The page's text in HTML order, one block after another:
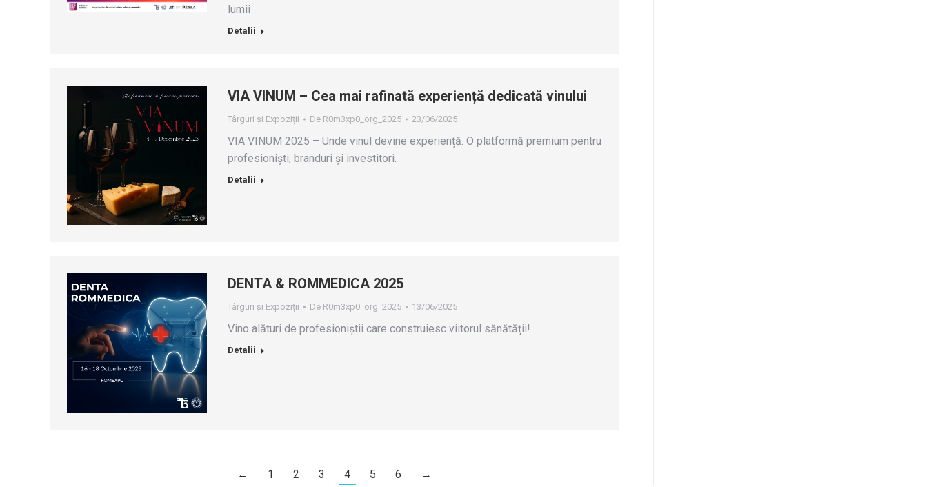
lumii
Detalii
VIA VINUM – Cea mai rafinată experiență dedicată vinului
Târguri și Expoziții De R0m3xp0_org_2025 23/06/2025
VIA VINUM 2025 – Unde vinul devine experiență. O platformă premium pentru
profesioniști, branduri și investitori.
Detalii
DENTA & ROMMEDICA 2025
Târguri și Expoziții De R0m3xp0_org_2025 13/06/2025
Vino alături de profesioniștii care construiesc viitorul sănătății!
Detalii
← 1 2 3 4 5 6 →